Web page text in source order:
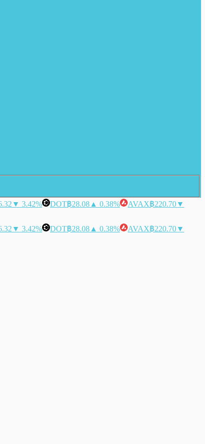
▼ 3.42% DOT฿28.08 ▲ 0.38% AVAX฿220.70▼
▼ 3.42% DOT฿28.08 ▲ 0.38% AVAX฿220.70▼